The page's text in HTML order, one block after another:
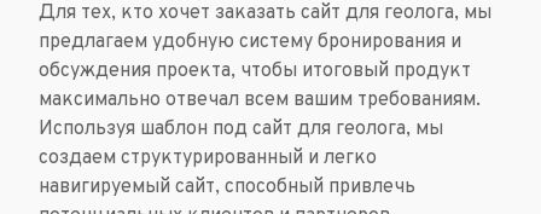
Для тех, кто хочет заказать сайт для геолога, мы
предлагаем удобную систему бронирования и
обсуждения проекта, чтобы итоговый продукт
максимально отвечал всем вашим требованиям.
Используя шаблон под сайт для геолога, мы
создаем структурированный и легко
навигируемый сайт, способный привлечь